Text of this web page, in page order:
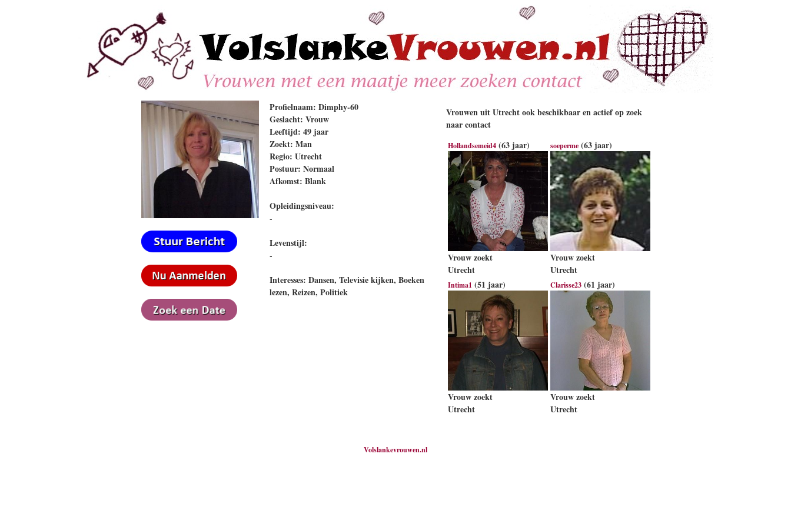
Profielnaam: Dimphy-60
Geslacht: Vrouw
Leeftijd: 49 jaar
Zoekt: Man
Regio: Utrecht
Postuur: Normaal
Afkomst: Blank
Opleidingsniveau:
-
Levenstijl:
-
Interesses: Dansen, Televisie kijken, Boeken
lezen, Reizen, Politiek
Vrouwen uit Utrecht ook beschikbaar en actief op zoek
naar contact
Hollandsemeid4(63 jaar)
Vrouw zoekt
Utrecht
soeperme(63 jaar)
Vrouw zoekt
Utrecht
Intima1 (51 jaar)
Vrouw zoekt
Utrecht
Clarisse23(61 jaar)
Vrouw zoekt
Utrecht
Volslankevrouwen.nl